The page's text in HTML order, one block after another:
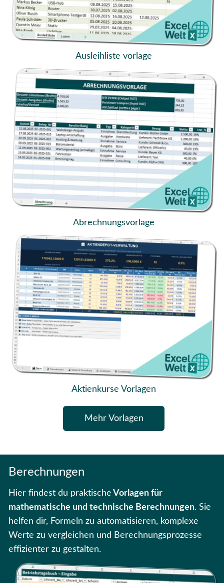
Ausleihliste vorlage
Abrechnungsvorlage
Aktienkurse Vorlagen
Mehr Vorlagen
Berechnungen
Hier findest du praktische Vorlagen für
mathematische und technische Berechnungen. Sie
helfen dir, Formeln zu automatisieren, komplexe
Werte zu vergleichen und Berechnungsprozesse
effizienter zu gestalten.